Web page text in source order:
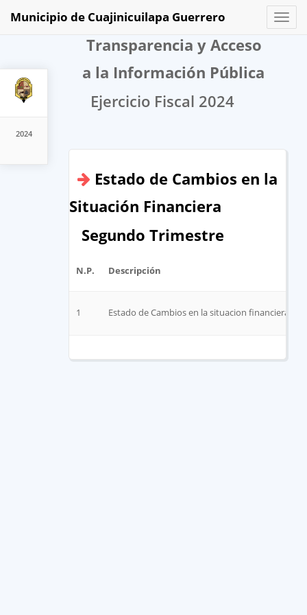
2024
Toggle
Municipio de Cuajinicuilapa Guerrero
Transparencia y Acceso
a la Información Pública
Ejercicio Fiscal 2024
Estado de Cambios en la
Situación Financiera
Segundo Trimestre
N.P. Descripción
1 Estado de Cambios en la situacion financiera